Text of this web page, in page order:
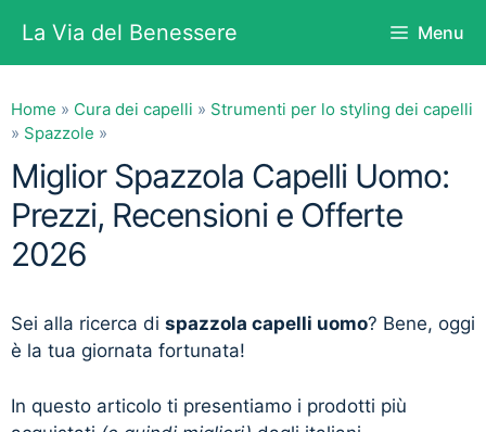
contenuto
La Via del Benessere Menu
Home » Cura dei capelli » Strumenti per lo styling dei capelli
» Spazzole »
Miglior Spazzola Capelli Uomo:
Prezzi, Recensioni e Offerte
2026
Sei alla ricerca di spazzola capelli uomo? Bene, oggi
è la tua giornata fortunata!
In questo articolo ti presentiamo i prodotti più